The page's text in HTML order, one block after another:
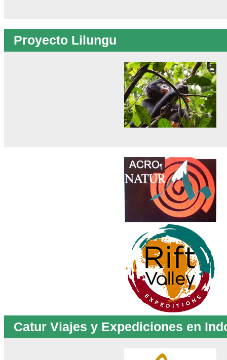
Proyecto Lilungu
Catur Viajes y Expediciones en